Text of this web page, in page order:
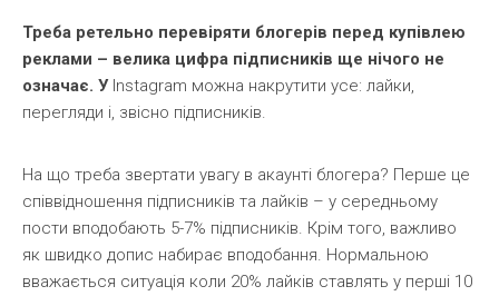
Треба ретельно перевіряти блогерів перед купівлею
реклами – велика цифра підписників ще нічого не
означає. У Instagram можна накрутити усе: лайки,
перегляди і, звісно підписників.
На що треба звертати увагу в акаунті блогера? Перше це
співвідношення підписників та лайків – у середньому
пости вподобають 5-7% підписників. Крім того, важливо
як швидко допис набирає вподобання. Нормальною
вважається ситуація коли 20% лайків ставлять у перші 10